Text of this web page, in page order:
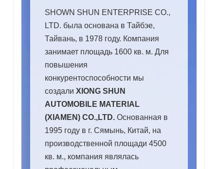
SHOWN SHUN ENTERPRISE CO.,
LTD. была основана в Тайбэе,
Тайвань, в 1978 году. Компания
занимает площадь 1600 кв. м. Для
повышения
конкурентоспособности мы
создали XIONG SHUN
AUTOMOBILE MATERIAL
(XIAMEN) CO.,LTD. Основанная в
1995 году в г. Сямынь, Китай, на
производственной площади 4500
кв. м., компания являлась